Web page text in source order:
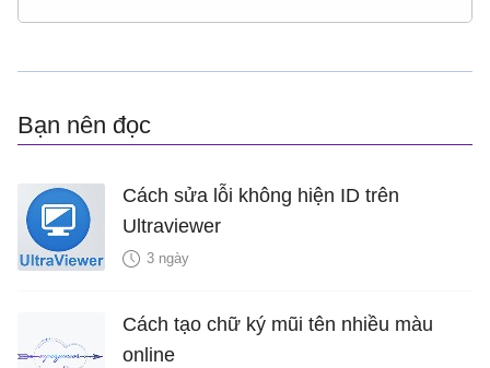
Bạn nên đọc
Cách sửa lỗi không hiện ID trên
Ultraviewer
3 ngày
Cách tạo chữ ký mũi tên nhiều màu
online